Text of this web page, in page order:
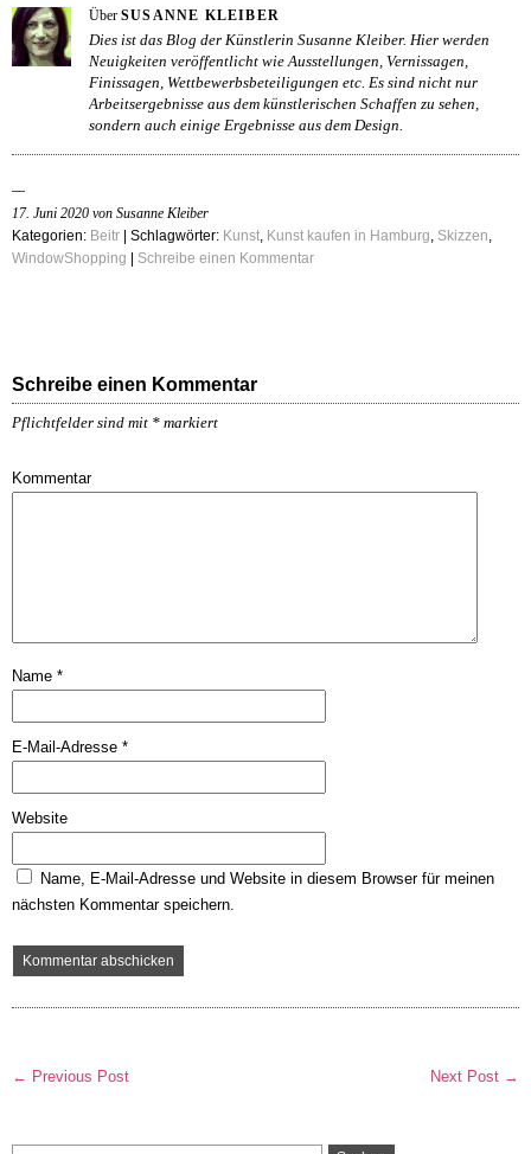
Über SUSANNE KLEIBER
Dies ist das Blog der Künstlerin Susanne Kleiber. Hier werden
Neuigkeiten veröffentlicht wie Ausstellungen, Vernissagen,
Finissagen, Wettbewerbsbeteiligungen etc. Es sind nicht nur
Arbeitsergebnisse aus dem künstlerischen Schaffen zu sehen,
sondern auch einige Ergebnisse aus dem Design.
17. Juni 2020 von Susanne Kleiber
Kategorien: Beitr | Schlagwörter: Kunst, Kunst kaufen in Hamburg, Skizzen,
WindowShopping
Schreibe einen Kommentar
Schreibe einen Kommentar
Pflichtfelder sind mit * markiert
Kommentar
Name *
E-Mail-Adresse *
Website
Name, E-Mail-Adresse und Website in diesem Browser für meinen
nächsten Kommentar speichern.
← Previous Post Next Post →